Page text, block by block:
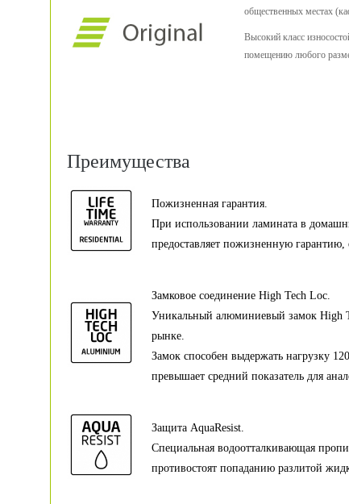
общественных местах
Высокий класс
помещению любого
Преимущества
Пожизненная гарантия.
При использовании ламината в
предоставляет пожизненную
Замковое соединение High Tech Loc.
Уникальный алюминиевый замок High
рынке.
Замок способен выдержать нагрузку
превышает средний показатель для
Защита AquaResist.
Специальная водоотталкивающая
противостоят попаданию разлитой